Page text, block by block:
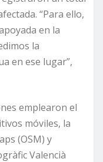
“Para ello,
en la
la
en ese lugar”,
emplearon el
móviles, la
(OSM) y
Valencià